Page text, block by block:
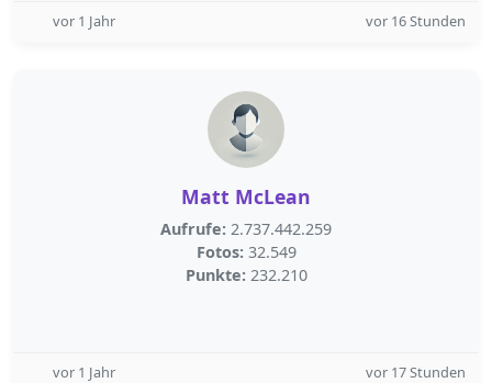
vor 1 Jahr vor 16 Stunden
Matt McLean
Aufrufe: 2.737.442.259
Fotos: 32.549
Punkte: 232.210
vor 1 Jahr vor 17 Stunden